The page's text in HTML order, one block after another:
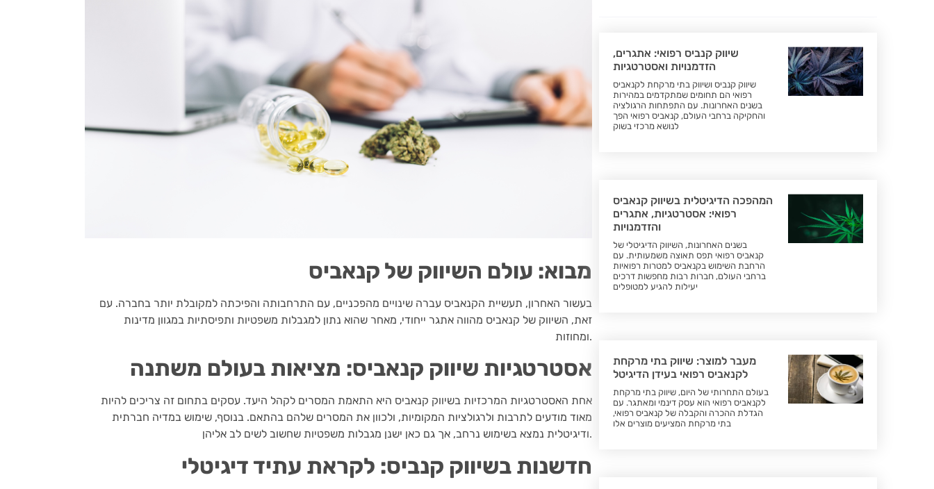
מבוא: עולם השיווק של קנאביס
בעשור האחרון, תעשיית הקנאביס עברה שינויים מהפכניים, עם התרחבותה והפיכתה למקובלת יותר בחברה. עם
זאת, השיווק של קנאביס מהווה אתגר ייחודי, מאחר שהוא נתון למגבלות משפטיות ותפיסתיות במגוון מדינות
ומחוזות.
אסטרטגיות שיווק קנאביס: מציאות בעולם משתנה
אחת האסטרטגיות המרכזיות בשיווק קנאביס היא התאמת המסרים לקהל היעד. עסקים בתחום זה צריכים להיות
מאוד מודעים לתרבות ולרגולציות המקומיות, ולכוון את המסרים שלהם בהתאם. בנוסף, שימוש במדיה חברתית
ודיגיטלית נמצא בשימוש נרחב, אך גם כאן ישנן מגבלות משפטיות שחשוב לשים לב אליהן.
חדשנות בשיווק קנביס: לקראת עתיד דיגיטלי
שיווק קנביס רפואי: אתגרים,
הזדמנויות ואסטרטגיות
שיווק קנביס ושיווק בתי מרקחת לקנאביס
רפואי הם תחומים שמתקדמים במהירות
בשנים האחרונות. עם התפתחות הרגולציה
והחקיקה ברחבי העולם, קנאביס רפואי הפך
לנושא מרכזי בשוק
המהפכה הדיגיטלית בשיווק קנאביס
רפואי: אסטרטגיות, אתגרים
והזדמנויות
בשנים האחרונות, השיווק הדיגיטלי של
קנאביס רפואי תפס תאוצה משמעותית. עם
הרחבת השימוש בקנאביס למטרות רפואיות
ברחבי העולם, חברות רבות מחפשות דרכים
יעילות להגיע למטופלים
מעבר למוצר: שיווק בתי מרקחת
לקנאביס רפואי בעידן הדיגיטל
בעולם התחרותי של היום, שיווק בתי מרקחת
לקנאביס רפואי הוא עסק דינמי ומאתגר. עם
הגדלת ההכרה והקבלה של קנאביס רפואי,
בתי מרקחת המציעים מוצרים אלו